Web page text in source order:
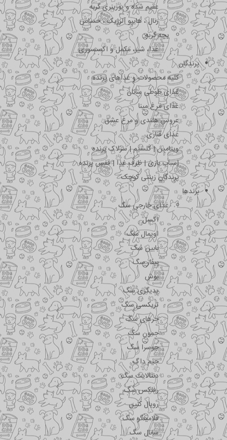
عقیم شده و یورینری گربه
رنال ، هایپو آلرژیک ، حساس
بچه گربه
غذا، شیر، مکمل و اکسسوری
پرندگان
کلیه محصولات و غذاهای پرنده
غذای طوطی سانان
غذای مرغ مینا
عروس هلندی و مرغ عشق
غذای قناری
ویتامین | کلسیم | سرلاک پرنده
اسباب بازی | ظرف غذا | قفس پرنده
پرندگان زینتی کوچک
برندها
غذای خارجی سگ
اکسل
اویمال سگ
بابین سگ
بیفار سگ
بوش
پدیگری سگ
تریکسی سگ
جرهای سگ
جمون سگ
جوسرا سگ
جیم داگ
دنتالایت سگ
رفلکس سگ
رویال کنین
فلامینگو سگ
سانال سگ